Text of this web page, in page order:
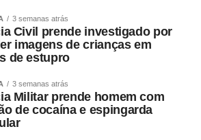
seria divulgado em 22 de
cronograma, a publicação passou
o prazo para o candidato solicitar
cartão, que passou para 15 de
composta por 30 questões de
3 semanas atrás
Civil prende investigado por
imagens de crianças em
de estupro
3 semanas atrás
Militar prende homem com
de cocaína e espingarda